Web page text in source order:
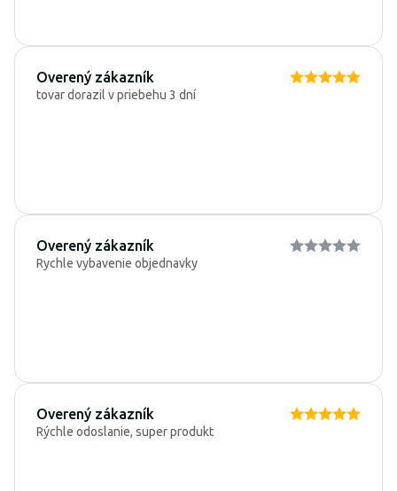
Overený zákazník
tovar dorazil v priebehu 3 dní
Overený zákazník
Rychle vybavenie objednavky
Overený zákazník
Rýchle odoslanie, super produkt